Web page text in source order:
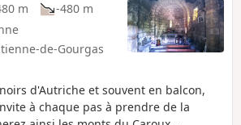
m
-480 m
de-Gourgas
d'Autriche et souvent en balcon,
à chaque pas à prendre de la